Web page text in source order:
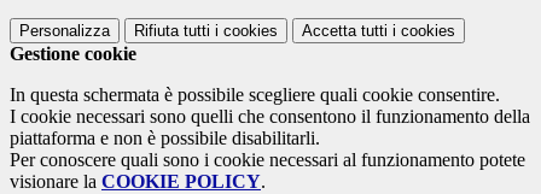
Personalizza Rifiuta tutti i cookies Accetta tutti i cookies
Gestione cookie
In questa schermata è possibile scegliere quali cookie consentire.
I cookie necessari sono quelli che consentono il funzionamento della
piattaforma e non è possibile disabilitarli.
Per conoscere quali sono i cookie necessari al funzionamento potete
visionare la COOKIE POLICY.